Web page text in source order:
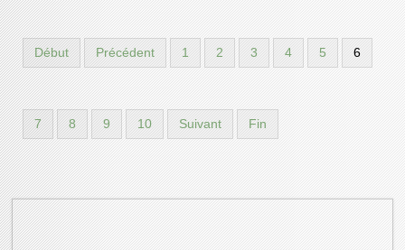
Début Précédent 1 2 3 4 5 6
7 8 9 10 Suivant Fin